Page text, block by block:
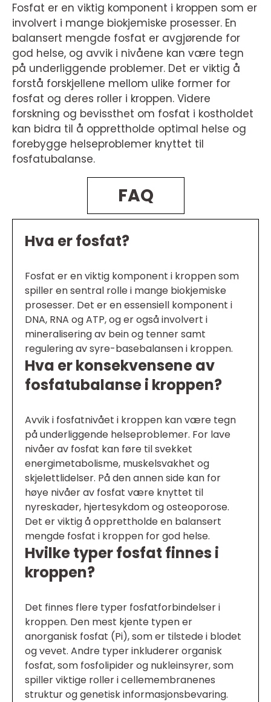
Fosfat er en viktig komponent i kroppen som er
involvert i mange biokjemiske prosesser. En
balansert mengde fosfat er avgjørende for
god helse, og avvik i nivåene kan være tegn
på underliggende problemer. Det er viktig å
forstå forskjellene mellom ulike former for
fosfat og deres roller i kroppen. Videre
forskning og bevissthet om fosfat i kostholdet
kan bidra til å opprettholde optimal helse og
forebygge helseproblemer knyttet til
fosfatubalanse.
FAQ
Hva er fosfat?
Fosfat er en viktig komponent i kroppen som
spiller en sentral rolle i mange biokjemiske
prosesser. Det er en essensiell komponent i
DNA, RNA og ATP, og er også involvert i
mineralisering av bein og tenner samt
regulering av syre-basebalansen i kroppen.
Hva er konsekvensene av
fosfatubalanse i kroppen?
Avvik i fosfatnivået i kroppen kan være tegn
på underliggende helseproblemer. For lave
nivåer av fosfat kan føre til svekket
energimetabolisme, muskelsvakhet og
skjelettlidelser. På den annen side kan for
høye nivåer av fosfat være knyttet til
nyreskader, hjertesykdom og osteoporose.
Det er viktig å opprettholde en balansert
mengde fosfat i kroppen for god helse.
Hvilke typer fosfat finnes i
kroppen?
Det finnes flere typer fosfatforbindelser i
kroppen. Den mest kjente typen er
anorganisk fosfat (Pi), som er tilstede i blodet
og vevet. Andre typer inkluderer organisk
fosfat, som fosfolipider og nukleinsyrer, som
spiller viktige roller i cellemembranenes
struktur og genetisk informasjonsbevaring.